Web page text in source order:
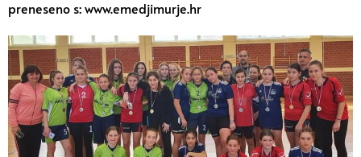
preneseno s: www.emedjimurje.hr